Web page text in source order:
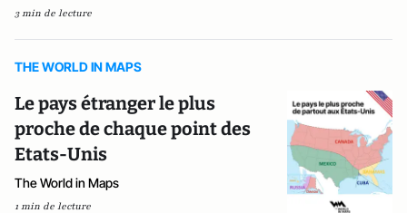
3 min de lecture
THE WORLD IN MAPS
Le pays étranger le plus
proche de chaque point des
Etats-Unis
The World in Maps
1 min de lecture